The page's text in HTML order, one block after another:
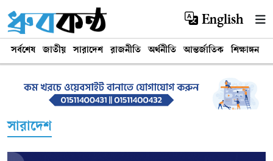
English
সর্বশেষ জাতীয় সারাদেশ রাজনীতি অর্থনীতি আন্তর্জাতিক শিক্ষাঙ্গন
সারাদেশ